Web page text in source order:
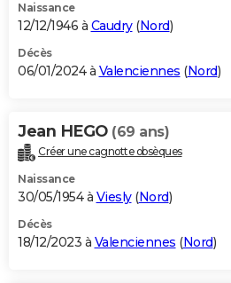
Naissance
12/12/1946 à Caudry(Nord)
Décès
06/01/2024 à Valenciennes (Nord)
Jean HEGO (69 ans)
Créer une cagnotte obsèques
Naissance
30/05/1954 à Viesly(Nord)
Décès
18/12/2023 à Valenciennes (Nord)